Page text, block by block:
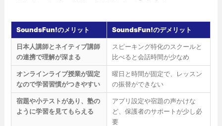
SoundsFun!のメリット SoundsFun!のデメリット
日本人講師とネイティブ講師
の連携で理解が深まる
スピーキング特化のスクールと
比べると会話時間が少なめ
オンラインライブ授業が固定
なので学習習慣がつきやすい
曜日と時間が固定で、レッスン
の振替ができない
宿題や小テストがあり、塾の
ように学習を見てもらえる
アプリ設定や宿題の声かけな
ど、保護者のサポートが少し必
要